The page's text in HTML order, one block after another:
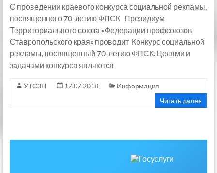
О проведении краевого конкурса социальной рекламы,
посвященного 70-летию ФПСК Президиум
Территориального союза «Федерации профсоюзов
Ставропольского края» проводит Конкурс социальной
рекламы, посвященный 70-летию ФПСК. Целями и
задачами конкурса являются
УТСЗН 17.07.2018
Информация
Читать далее